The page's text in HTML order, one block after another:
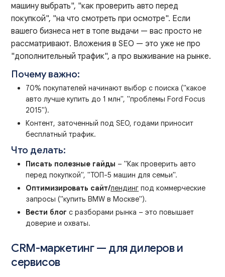
машину выбрать", "как проверить авто перед
покупкой", "на что смотреть при осмотре". Если
вашего бизнеса нет в топе выдачи — вас просто не
рассматривают. Вложения в SEO — это уже не про
"дополнительный трафик", а про выживание на рынке.
Почему важно:
70% покупателей начинают выбор с поиска ("какое
авто лучше купить до 1 млн", "проблемы Ford Focus
2015").
Контент, заточенный под SEO, годами приносит
бесплатный трафик.
Что делать:
Писать полезные гайды – "Как проверить авто
перед покупкой", "ТОП-5 машин для семьи".
Оптимизировать сайт/лендинг под коммерческие
запросы ("купить BMW в Москве").
Вести блог с разборами рынка – это повышает
доверие и охваты.
CRM-маркетинг — для дилеров и
сервисов